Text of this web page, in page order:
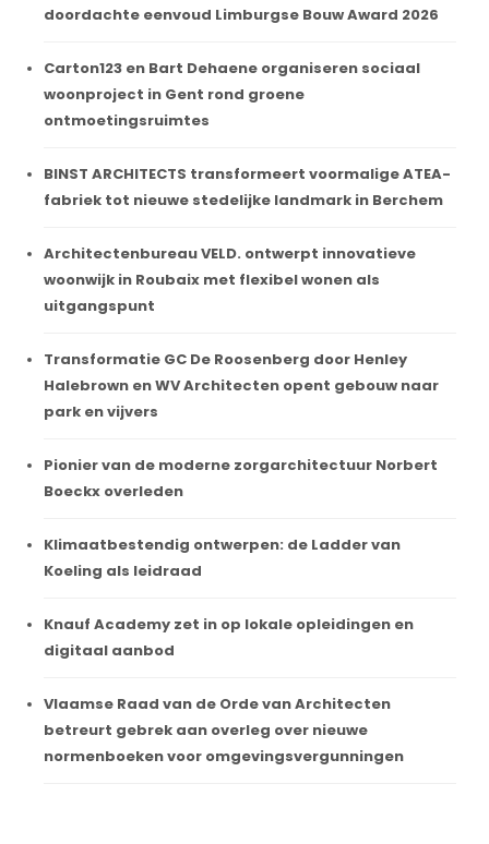
doordachte eenvoud Limburgse Bouw Award 2026
Carton123 en Bart Dehaene organiseren sociaal
woonproject in Gent rond groene
ontmoetingsruimtes
BINST ARCHITECTS transformeert voormalige ATEA-
fabriek tot nieuwe stedelijke landmark in Berchem
Architectenbureau VELD. ontwerpt innovatieve
woonwijk in Roubaix met flexibel wonen als
uitgangspunt
Transformatie GC De Roosenberg door Henley
Halebrown en WV Architecten opent gebouw naar
park en vijvers
Pionier van de moderne zorgarchitectuur Norbert
Boeckx overleden
Klimaatbestendig ontwerpen: de Ladder van
Koeling als leidraad
Knauf Academy zet in op lokale opleidingen en
digitaal aanbod
Vlaamse Raad van de Orde van Architecten
betreurt gebrek aan overleg over nieuwe
normenboeken voor omgevingsvergunningen